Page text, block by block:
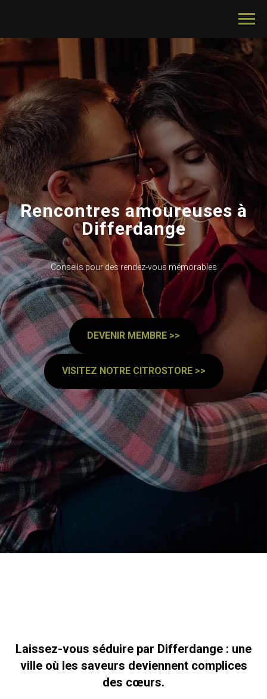
Rencontres amoureuses à
Differdange
Conseils pour des rendez-vous mémorables
DEVENIR MEMBRE >>
VISITEZ NOTRE CITROSTORE >>
Laissez-vous séduire par Differdange : une
ville où les saveurs deviennent complices
des cœurs.